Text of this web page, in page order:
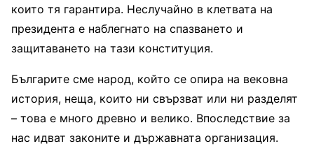
които тя гарантира. Неслучайно в клетвата на
президента е наблегнато на спазването и
защитаването на тази конституция.
Българите сме народ, който се опира на вековна
история, неща, които ни свързват или ни разделят
– това е много древно и велико. Впоследствие за
нас идват законите и държавната организация.